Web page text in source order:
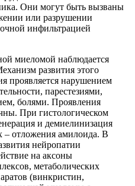
Они могут быть вызваны
или разрушении
инфильтрацией
миеломой наблюдается
развития этого
проявляется нарушением
парестезиями,
болями. Проявления
При гистологическом
и демиелинизация
– отложения амилоида. В
нейропатии
на аксоны
метаболических
(винкристин,